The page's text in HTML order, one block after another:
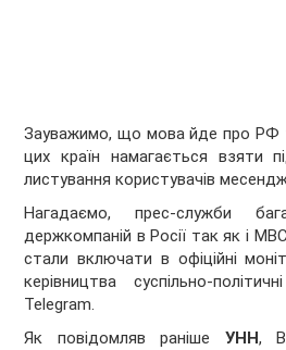
Зауважимо, що мова йде про РФ
цих країн намагається взяти
листування користувачів
Нагадаємо, прес-служби
держкомпаній в Росії так як і
стали включати в офіційні
керівництва суспільно-
Telegram.
Як повідомляв раніше УНН,